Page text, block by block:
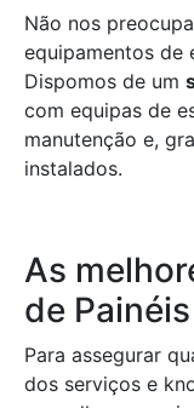
Não nos
equipamentos de
Dispomos de um
com equipas de
manutenção e,
instalados.
As
de
Para assegurar
dos serviços e